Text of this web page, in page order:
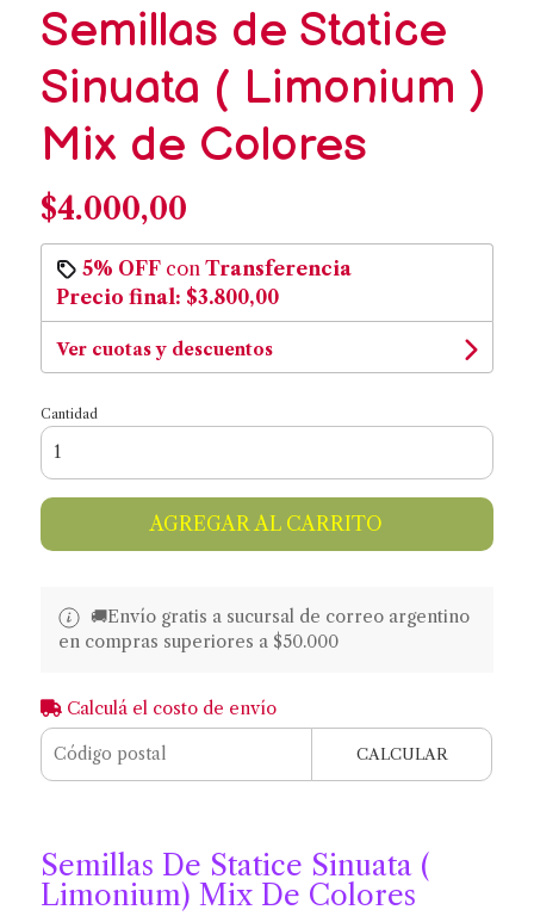
Semillas de Statice
Sinuata ( Limonium )
Mix de Colores
$4.000,00
5% OFFcon Transferencia
Precio final: $3.800,00
Ver cuotas y descuentos
Cantidad
AGREGAR AL CARRITO
🚚​​Envío gratis a sucursal de correo argentino
en compras superiores a $50.000
Calculá el costo de envío
CALCULAR
Semillas De Statice Sinuata (
Limonium) Mix De Colores